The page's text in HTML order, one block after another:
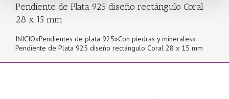
Pendiente de Plata 925 diseño rectángulo Coral
28 x 15 mm
INICIO»Pendientes de plata 925»Con piedras y minerales»
Pendiente de Plata 925 diseño rectángulo Coral 28 x 15 mm